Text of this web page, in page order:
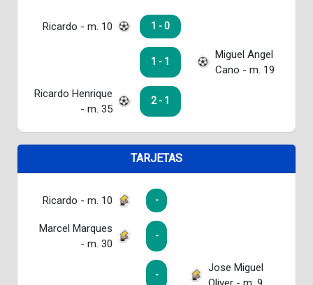
Ricardo - m. 10 1 - 0
1 - 1
Miguel Angel
Cano - m. 19
Ricardo Henrique
- m. 35
2 - 1
TARJETAS
Ricardo - m. 10 -
Marcel Marques
- m. 30
-
-
Jose Miguel